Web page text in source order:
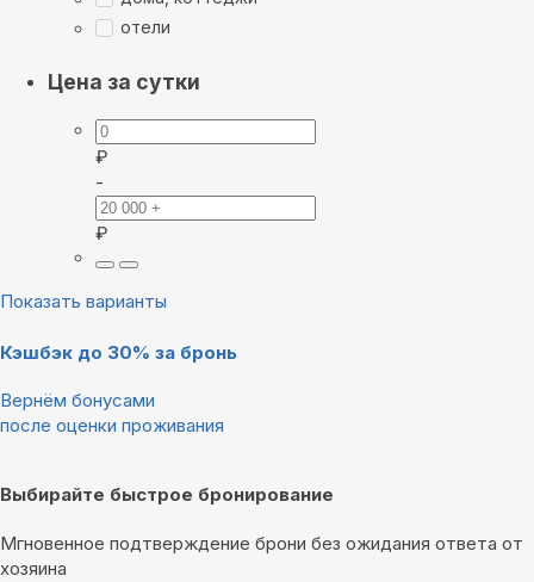
отели
Цена за сутки
₽
-
₽
Показать варианты
Кэшбэк до 30% за бронь
Вернём бонусами
после оценки проживания
Выбирайте быстрое бронирование
Мгновенное подтверждение брони без ожидания ответа от
хозяина